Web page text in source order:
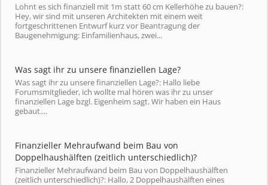
Lohnt es sich finanziell mit 1m statt 60 cm Kellerhöhe zu bauen?:
Hey, wir sind mit unseren Architekten mit einem weit
fortgeschrittenen Entwurf kurz vor Beantragung der
Baugenehmigung: Einfamilienhaus, zwei...
Was sagt ihr zu unsere finanziellen Lage?
Was sagt ihr zu unsere finanziellen Lage?: Hallo liebe
Forumsmitglieder, ich wollte mal hören was ihr zu unser
finanziellen Lage bzgl. Eigenheim sagt. Wir haben ein Haus
gebaut....
Finanzieller Mehraufwand beim Bau von
Doppelhaushälften (zeitlich unterschiedlich)?
Finanzieller Mehraufwand beim Bau von Doppelhaushälften
(zeitlich unterschiedlich)?: Hallo, 2 Doppelhaushälften eines